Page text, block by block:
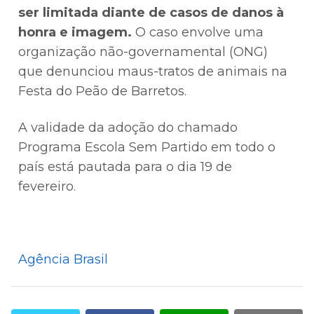
ser limitada diante de casos de danos à
honra e imagem.O caso envolve uma
organização não-governamental (ONG)
que denunciou maus-tratos de animais na
Festa do Peão de Barretos.
A validade da adoção do chamado
Programa Escola Sem Partido em todo o
país está pautada para o dia 19 de
fevereiro.
Agência Brasil